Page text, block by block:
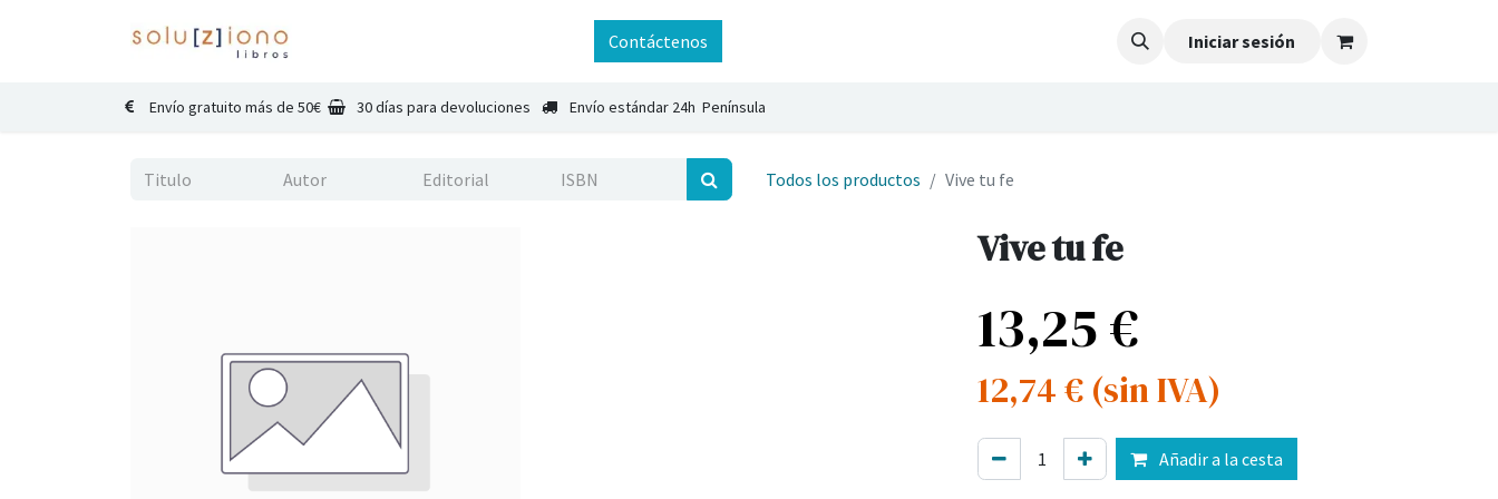
Contáctenos Iniciar sesión
Envío gratuito más de 50€ 30 días para devoluciones Envío estándar 24h Península
Todos los productos Vive tu fe
Vive tu fe
13,25€
12,74€ (sin IVA)
Añadir a la cesta